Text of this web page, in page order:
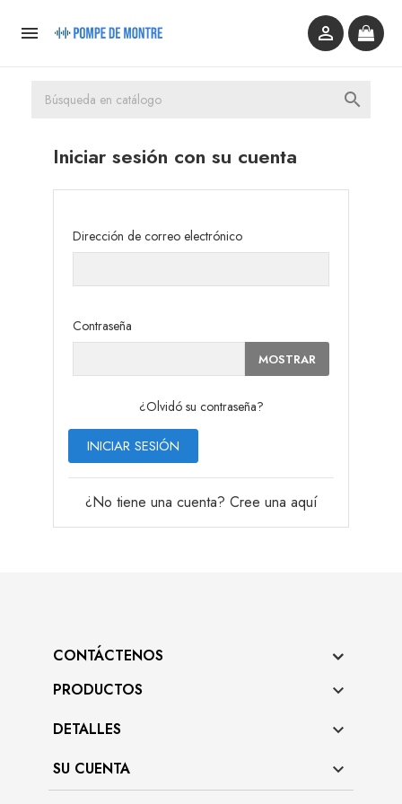
 

Iniciar sesión con su cuenta
Dirección de correo electrónico
Contraseña
MOSTRAR
¿Olvidó su contraseña?
INICIAR SESIÓN
¿No tiene una cuenta? Cree una aquí
CONTÁCTENOS
PRODUCTOS

DETALLES 
SU CUENTA 